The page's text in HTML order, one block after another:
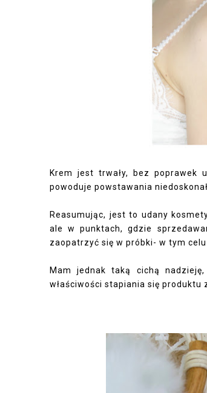
Krem jest trwały, bez poprawek
powoduje powstawania
Reasumując, jest to udany
ale w punktach, gdzie
zaopatrzyć się w próbki- w tym
Mam jednak taką cichą
właściwości stapiania się